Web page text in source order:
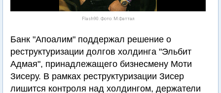
Flash90. Фото: М.Фаттал
Банк "Апоалим" поддержал решение о
реструктуризации долгов холдинга "Эльбит
Адмая", принадлежащего бизнесмену Моти
Зисеру. В рамках реструктуризации Зисер
лишится контроля над холдингом, держатели